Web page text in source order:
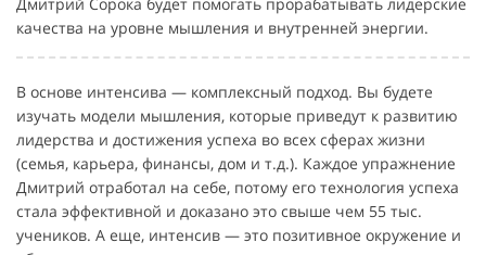
качества на уровне мышления и внутренней энергии.
В основе интенсива — комплексный подход. Вы будете
изучать модели мышления, которые приведут к развитию
лидерства и достижения успеха во всех сферах жизни
(семья, карьера, финансы, дом и т.д.). Каждое упражнение
Дмитрий отработал на себе, потому его технология успеха
стала эффективной и доказано это свыше чем 55 тыс.
учеников. А еще, интенсив — это позитивное окружение и